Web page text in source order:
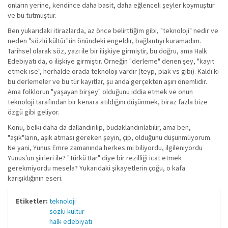
onların yerine, kendince daha basit, daha eğlenceli şeyler koymuştur
ve bu tutmuştur.
Ben yukarıdaki itirazlarda, az önce belirttiğim gibi, "teknoloji" nedir ve
neden "sözlü kültür"ün önündeki engeldir, bağlantıyı kuramadım.
Tarihsel olarak söz, yazı ile bir ilişkiye girmiştir, bu doğru, ama Halk
Edebiyatı da, o ilişkiye girmiştir. Örneğin "derleme" denen şey, "kayıt
etmek ise", herhalde orada teknoloji vardır (teyp, plak vs gibi). Kaldı ki
bu derlemeler ve bu tür kayıtlar, şu anda gerçekten aşırı önemlidir.
Ama folklorun "yaşayan birşey" olduğunu iddia etmek ve onun
teknoloji tarafından bir kenara atıldığını düşünmek, biraz fazla bize
özgü gibi geliyor.
Konu, belki daha da dallandırılıp, budaklandırılabilir, ama ben,
"aşık"ların, aşık atması gereken şeyin, çip, olduğunu düşünmüyorum.
Ne yani, Yunus Emre zamanında herkes mi biliyordu, ilgileniyordu
Yunus'un şiirleri ile? "Türkü Bar" diye bir rezilliği icat etmek
gerekmiyordu mesela? Yukarıdaki şikayetlerin çoğu, o kafa
karışıklığının eseri.
Etiketler: teknoloji
sözlü kültür
halk edebiyatı